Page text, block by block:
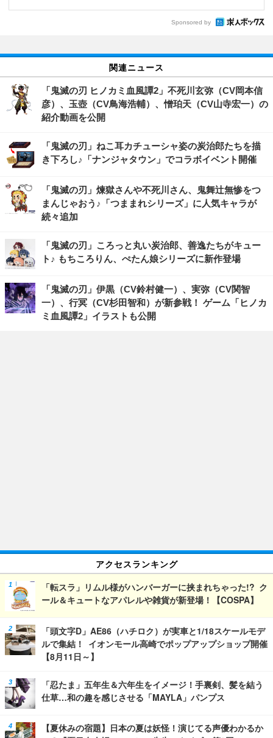
Sponsored by
関連ニュース
「鬼滅の刃 ヒノカミ血風譚2」不死川玄弥（CV岡本信
彦）、玉壺（CV鳥海浩輔）、憎珀天（CV山寺宏一）の
紹介動画を公開
「鬼滅の刃」ねこ耳カチューシャ姿の炭治郎たちを描
き下ろし♪「ナンジャタウン」でコラボイベント開催
「鬼滅の刃」煉獄さんや不死川さん、鬼舞辻無惨をつ
まんじゃおう♪「つままれシリーズ」に人気キャラが
続々追加
「鬼滅の刃」ころっと丸い炭治郎、善逸たちがキュー
ト♪ もちころりん、ぺたん娘シリーズに新作登場
「鬼滅の刃」伊黒（CV鈴村健一）、実弥（CV関智
一）、行冥（CV杉田智和）が新参戦！ ゲーム「ヒノカ
ミ血風譚2」イラストも公開
アクセスランキング
「転スラ」リムル様がハンバーガーに挟まれちゃった!? ク
ール＆キュートなアパレルや雑貨が新登場！【COSPA】
「頭文字D」AE86（ハチロク）が実車と1/18スケールモデ
ルで集結！ イオンモール高崎でポップアップショップ開催
【8月11日～】
「忍たま」五年生＆六年生をイメージ！手裏剣、髪を結う
仕草…和の趣を感じさせる「MAYLA」パンプス
【夏休みの宿題】日本の夏は妖怪！演じてる声優わかるか